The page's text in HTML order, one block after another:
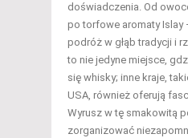
doświadczenia. Od
po torfowe aromaty Islay
podróż w głąb tradycji i
to nie jedyne miejsce,
się whisky; inne kraje,
USA, również oferują
Wyrusz w tę smakowitą
zorganizować